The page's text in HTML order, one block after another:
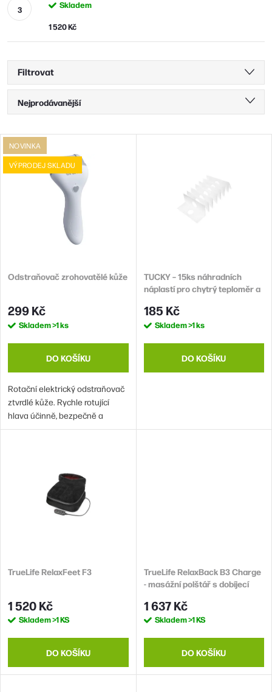
Skladem
1 520 Kč
Filtrovat
Ř
a
z
e
n
d
u
k
t
Nejprodávanější
Nejdražší
Abecedně
V
ý
o
d
u
k
ů
NOVINKA
VÝPRODEJ SKLADU
Odstraňovač zrohovatělé kůže
299 Kč
Skladem>1 ks
DO KOŠÍKU
Rotační elektrický odstraňovač
ztvrdlé kůže. Rychle rotující
hlava účinně, bezpečně a
bezbolestně odstraňuje
Ergonomicky tvarovaná rukojeť.
Příslušenství: náhradní brusný
váleček a čistící...
TUCKY – 15ks náhradních
náplastí pro chytrý teploměr a
185 Kč
Skladem>1 ks
DO KOŠÍKU
TrueLife RelaxFeet F3
1 520 Kč
Skladem>1 KS
DO KOŠÍKU
TrueLife RelaxBack B3 Charge
- masážní polštář s dobíjecí
1 637 Kč
Skladem>1 KS
DO KOŠÍKU